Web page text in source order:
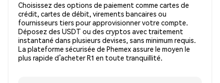
Choisissez des options de paiement comme cartes de
crédit, cartes de débit, virements bancaires ou
fournisseurs tiers pour approvisionner votre compte.
Déposez des USDT ou des cryptos avec traitement
instantané dans plusieurs devises, sans minimum requis.
La plateforme sécurisée de Phemex assure le moyen le
plus rapide d’acheter R1 en toute tranquillité.